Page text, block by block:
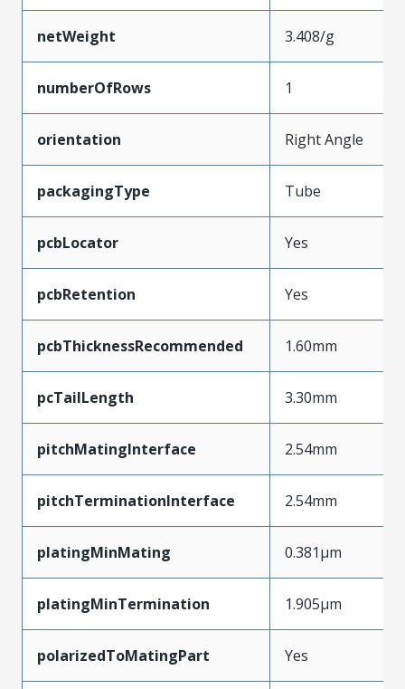
netWeight 3.408/g
numberOfRows 1
orientation Right Angle
packagingType Tube
pcbLocator Yes
pcbRetention Yes
pcbThicknessRecommended 1.60mm
pcTailLength 3.30mm
pitchMatingInterface 2.54mm
pitchTerminationInterface 2.54mm
platingMinMating 0.381µm
platingMinTermination 1.905µm
polarizedToMatingPart Yes